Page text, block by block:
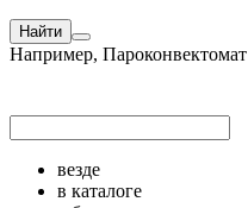
Найти
Например, Пароконвектомат
везде
в каталоге